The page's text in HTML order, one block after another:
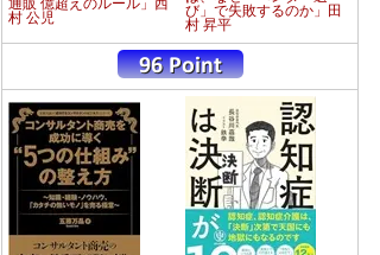
村 公児
び」で失敗するのか」田
村 昇平